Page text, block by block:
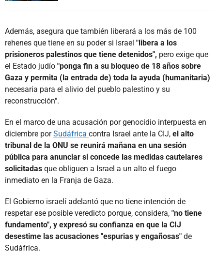
Además, asegura que también liberará a los más de 100
rehenes que tiene en su poder si Israel "libera a los
prisioneros palestinos que tiene detenidos", pero exige que
el Estado judío "ponga fin a su bloqueo de 18 años sobre
Gaza y permita (la entrada de) toda la ayuda (humanitaria)
necesaria para el alivio del pueblo palestino y su
reconstrucción".
En el marco de una acusación por genocidio interpuesta en
diciembre porSudáfrica contra Israel ante la CIJ, el alto
tribunal de la ONU se reunirá mañana en una sesión
pública para anunciar si concede las medidas cautelares
solicitadas que obliguen a Israel a un alto el fuego
inmediato en la Franja de Gaza.
El Gobierno israelí adelantó que no tiene intención de
respetar ese posible veredicto porque, considera, "no tiene
fundamento", y expresó su confianza en que la CIJ
desestime las acusaciones "espurias y engañosas" de
Sudáfrica.